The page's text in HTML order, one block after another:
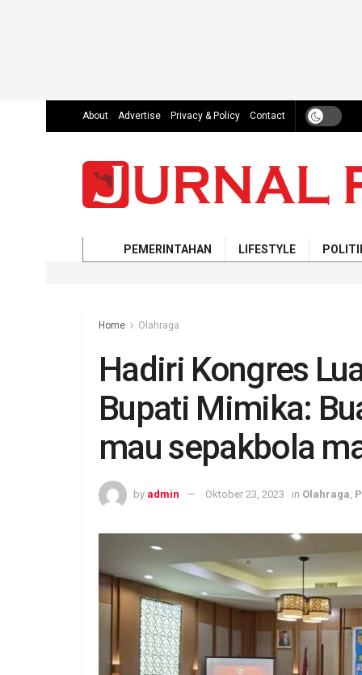
About Advertise Privacy & Policy Contact
PEMERINTAHAN LIFESTYLE
Home Olahraga
Hadiri Kongres
Bupati Mimika:
mau sepakbola
by admin Oktober 23, 2023 in Olahraga